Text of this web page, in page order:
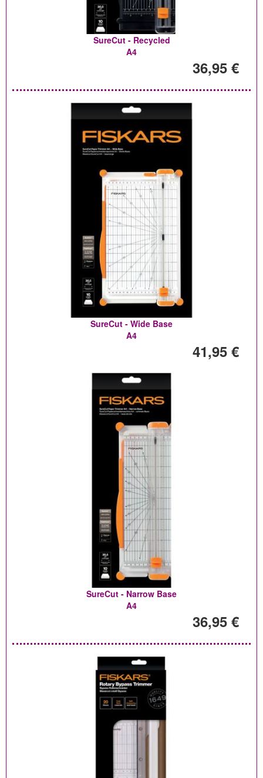
SureCut - Recycled
A4
36,95 €
SureCut - Wide Base
A4
41,95 €
SureCut - Narrow Base
A4
36,95 €